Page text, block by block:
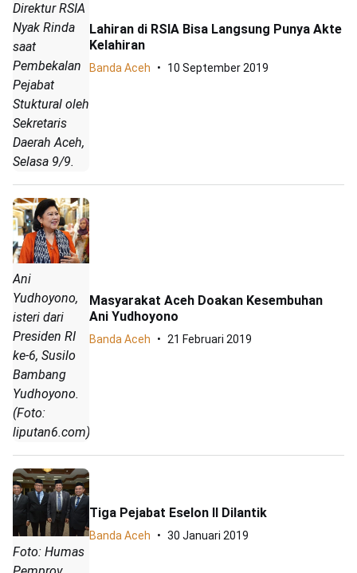
Direktur RSIA
Nyak Rinda
saat
Pembekalan
Pejabat
Stuktural oleh
Sekretaris
Daerah Aceh,
Selasa 9/9.
Lahiran di RSIA Bisa Langsung Punya Akte
Kelahiran
Banda Aceh 10 September 2019
Ani
Yudhoyono,
isteri dari
Presiden RI
ke-6, Susilo
Bambang
Yudhoyono.
(Foto:
liputan6.com)
Masyarakat Aceh Doakan Kesembuhan
Ani Yudhoyono
Banda Aceh 21 Februari 2019
Foto: Humas
Tiga Pejabat Eselon II Dilantik
Banda Aceh 30 Januari 2019